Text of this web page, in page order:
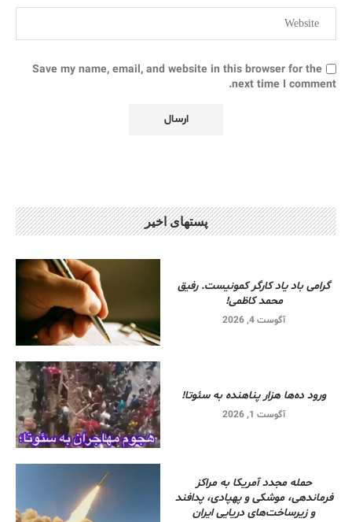
Save my name, email, and website in this browser for the
next time I comment.
پستهای اخیر
گرامی باد یاد کارگر کمونیست. رفیق
محمد کاظمی!
آگوست 4, 2026
ورود ده‌ها هزار پناهنده به سئوتا!
آگوست 1, 2026
حمله مجدد آمریکا به مراکز
فرماندهی، موشکی و پهپادی، پدافند
و زیرساخت‌های دریایی ایران